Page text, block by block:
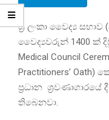
ශ්‍රී ලංකා වෛද්‍ය සභාව
වෛද්‍යවරුන් 1400 ක්
Medical Council
Practitioners’
ප්‍රධාන ශ්‍රවණාගා‌රයේ
තිබෙනවා.